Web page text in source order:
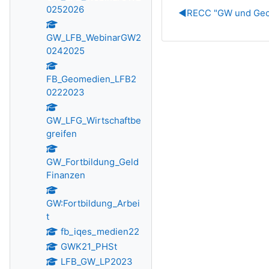
◀︎RECC "GW und
0252026
GW_LFB_WebinarGW2
0242025
FB_Geomedien_LFB2
0222023
GW_LFG_Wirtschaftbe
greifen
GW_Fortbildung_Geld
Finanzen
GW:Fortbildung_Arbei
t
fb_iqes_medien22
GWK21_PHSt
LFB_GW_LP2023